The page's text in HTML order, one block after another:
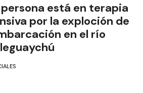
persona está en terapia
por la exploción de
en el río